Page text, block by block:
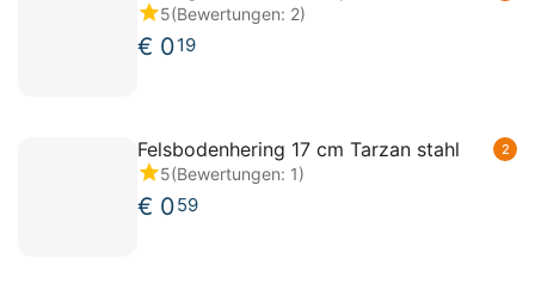
5(Bewertungen: 2)
€ 019
2
Felsbodenhering 17 cm Tarzan stahl
5(Bewertungen: 1)
€ 059